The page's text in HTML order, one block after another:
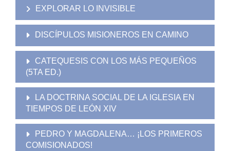
EXPLORAR LO INVISIBLE
DISCÍPULOS MISIONEROS EN CAMINO
CATEQUESIS CON LOS MÁS PEQUEÑOS
(5TA ED.)
LA DOCTRINA SOCIAL DE LA IGLESIA EN
TIEMPOS DE LEÓN XIV
PEDRO Y MAGDALENA… ¡LOS PRIMEROS
COMISIONADOS!